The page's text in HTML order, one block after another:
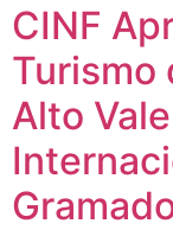
CINF
Turismo
Alto